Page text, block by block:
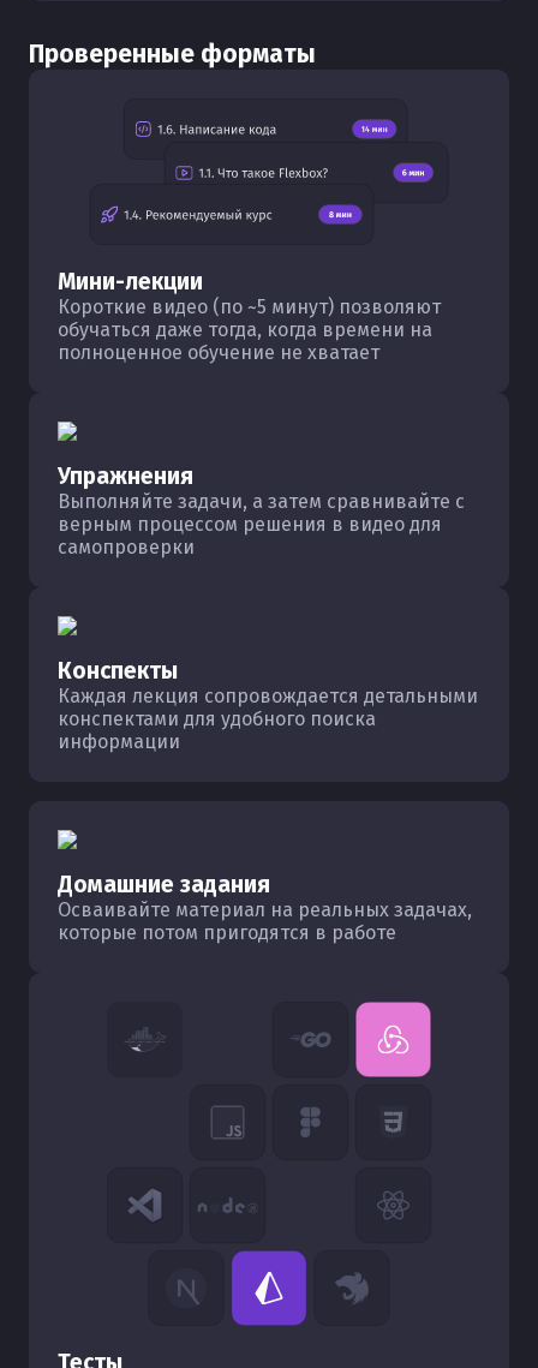
Проверенные форматы
Мини-лекции
Короткие видео (по ~5 минут) позволяют
обучаться даже тогда, когда времени на
полноценное обучение не хватает
Упражнения
Выполняйте задачи, а затем сравнивайте с
верным процессом решения в видео для
самопроверки
Конспекты
Каждая лекция сопровождается детальными
конспектами для удобного поиска
информации
Домашние задания
Осваивайте материал на реальных задачах,
которые потом пригодятся в работе